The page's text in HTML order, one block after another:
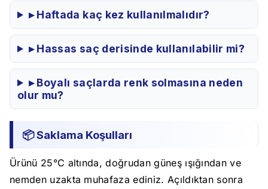
▸ Haftada kaç kez kullanılmalıdır?
▸ Hassas saç derisinde kullanılabilir mi?
▸ Boyalı saçlarda renk solmasına neden
olur mu?
📦 Saklama Koşulları
Ürünü 25°C altında, doğrudan güneş ışığından ve
nemden uzakta muhafaza ediniz. Açıldıktan sonra